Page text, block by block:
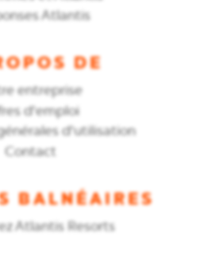
Atlantis
DE
entreprise
d'emploi
d'utilisation
Contact
BALNÉAIRES
Atlantis Resorts